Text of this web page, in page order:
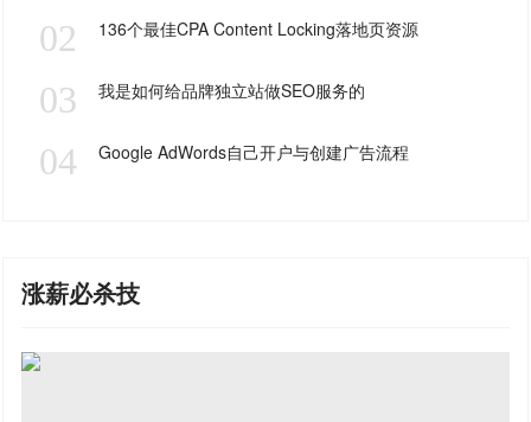
02 136个最佳CPA Content Locking落地页资源
03 我是如何给品牌独立站做SEO服务的
04 Google AdWords自己开户与创建广告流程
涨薪必杀技